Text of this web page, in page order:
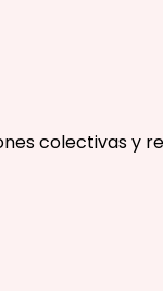
colectivas y